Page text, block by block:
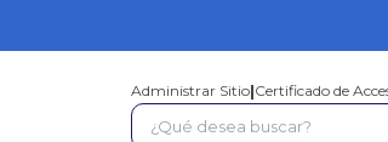
Administrar Sitio|Certificado de